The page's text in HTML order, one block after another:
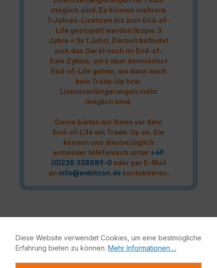
möglich sind. Es können mehrere
1-Jahres-Lizenzen bis zum End-of-
Life gestapelt werden (bspw. 3
Jahre = 3x 1 Jahr). Derzeit befindet
sich das Gerät noch im End-of-
Sale Zyklus, wird aber demnächst
End-of-Life gehen, wo dann auch
kein Trade-Up bzw.
Lizenzverlängerungen mehr
möglich sind.
Gerne bieten wir Ihnen vor dem
End-of-Life ein Trade-Up an. Sie
können uns diesbezüglich
entweder telefonisch unter +49
(0)228 338889-0 oder per E-Mail
an info@enbitcon.de kontaktieren.
vollumfängliche Netzwerksicherheit für Ihre IT-Infrastruktur.
Bestandteile dieses Bundles sind neben der Fortinet
Hardware-Appliance auch FortiCare und FortiGuard.
Diese Website verwendet Cookies, um eine bestmögliche
Erfahrung bieten zu können. Mehr Informationen ...